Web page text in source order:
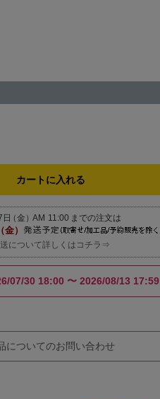
カートに入れる
について詳しくはコチラ⇒
07/30 18:00 〜 2026/08/13 17:59
についてのお問い合わせ